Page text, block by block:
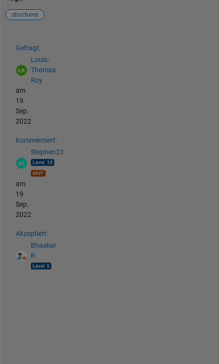
structures
Gefragt:
Louis-
Thomas
Roy
am
19
Sep.
2022
Kommentiert:
Stephen23
am
19
Sep.
2022
Akzeptiert:
Bhaskar
R